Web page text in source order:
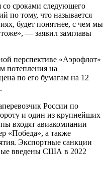
сроками следующего
по тому, что называется
будет понятнее, с чем мы
— заявил замглавы
перспективе «Аэрофлот»
потепления на
по его бумагам на 12
России по
и один из крупнейших
входят авиакомпании
«Победа», а также
Экспортные санкции
введены США в 2022